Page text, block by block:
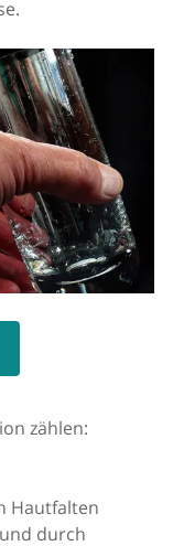
zählen:
Hautfalten
durch